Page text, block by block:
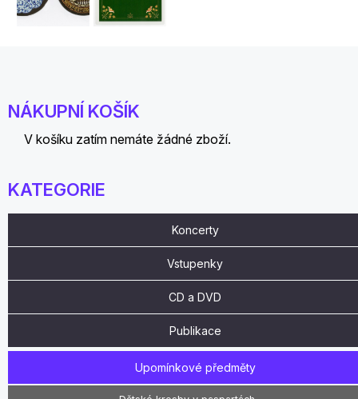
NÁKUPNÍ KOŠÍK
V košíku zatím nemáte žádné zboží.
KATEGORIE
Koncerty
Vstupenky
CD a DVD
Publikace
Upomínkové předměty